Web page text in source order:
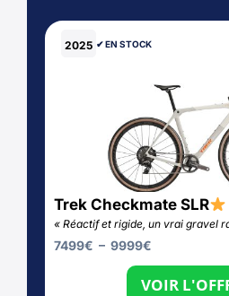
2025 ✔︎ EN STOCK
Trek Checkmate SLR
« Réactif et rigide, un vrai gravel
7499€ – 9999€
VOIR